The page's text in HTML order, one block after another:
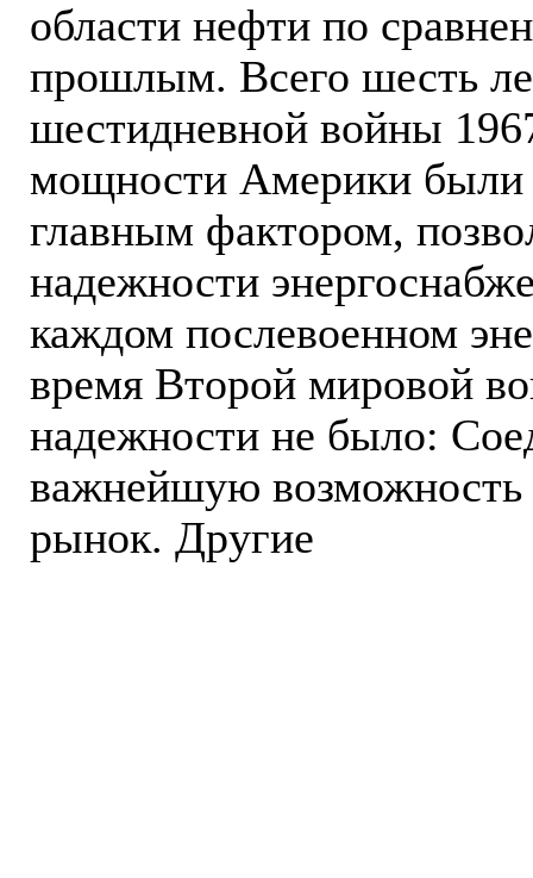
области нефти по
прошлым. Всего шесть
шестидневной войны
мощности Америки
главным фактором,
надежности
каждом послевоенном
время Второй мировой
надежности не было:
важнейшую возможность
рынок. Другие